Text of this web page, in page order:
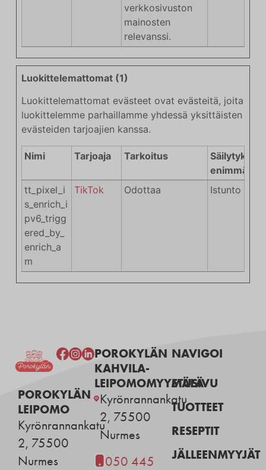
verkkosivuston
mainosten
relevanssi.
Luokittelemattomat (1)
Luokittelemattomat evästeet ovat evästeitä, joita
luokittelemme parhaillamme yhdessä yksittäisten
evästeiden tarjoajien kanssa.
Nimi Tarjoaja Tarkoitus
Säilytyksen
tt_pixel_i
s_enrich_i
pv6_trigg
ered_by_
enrich_a
m
TikTok Odottaa Istunto
POROKYLÄN
LEIPOMO
Kyrönrannankatu
2, 75500
Nurmes
POROKYLÄN
KAHVILA-
LEIPOMOMYYMÄLÄ
Kyrönrannankatu
2, 75500
Nurmes
050 445
NAVIGOI
ETUSIVU
TUOTTEET
RESEPTIT
JÄLLEENMYYJÄT